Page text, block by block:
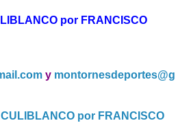
por FRANCISCO
y montornesdeportes@g
CULIBLANCO por FRANCISCO